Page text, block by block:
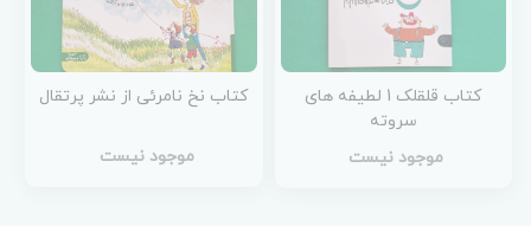
کتاب قلقلک 1 لطیفه های
سروته
موجود نیست
کتاب نخ نامرئی از نشر پرتقال
موجود نیست